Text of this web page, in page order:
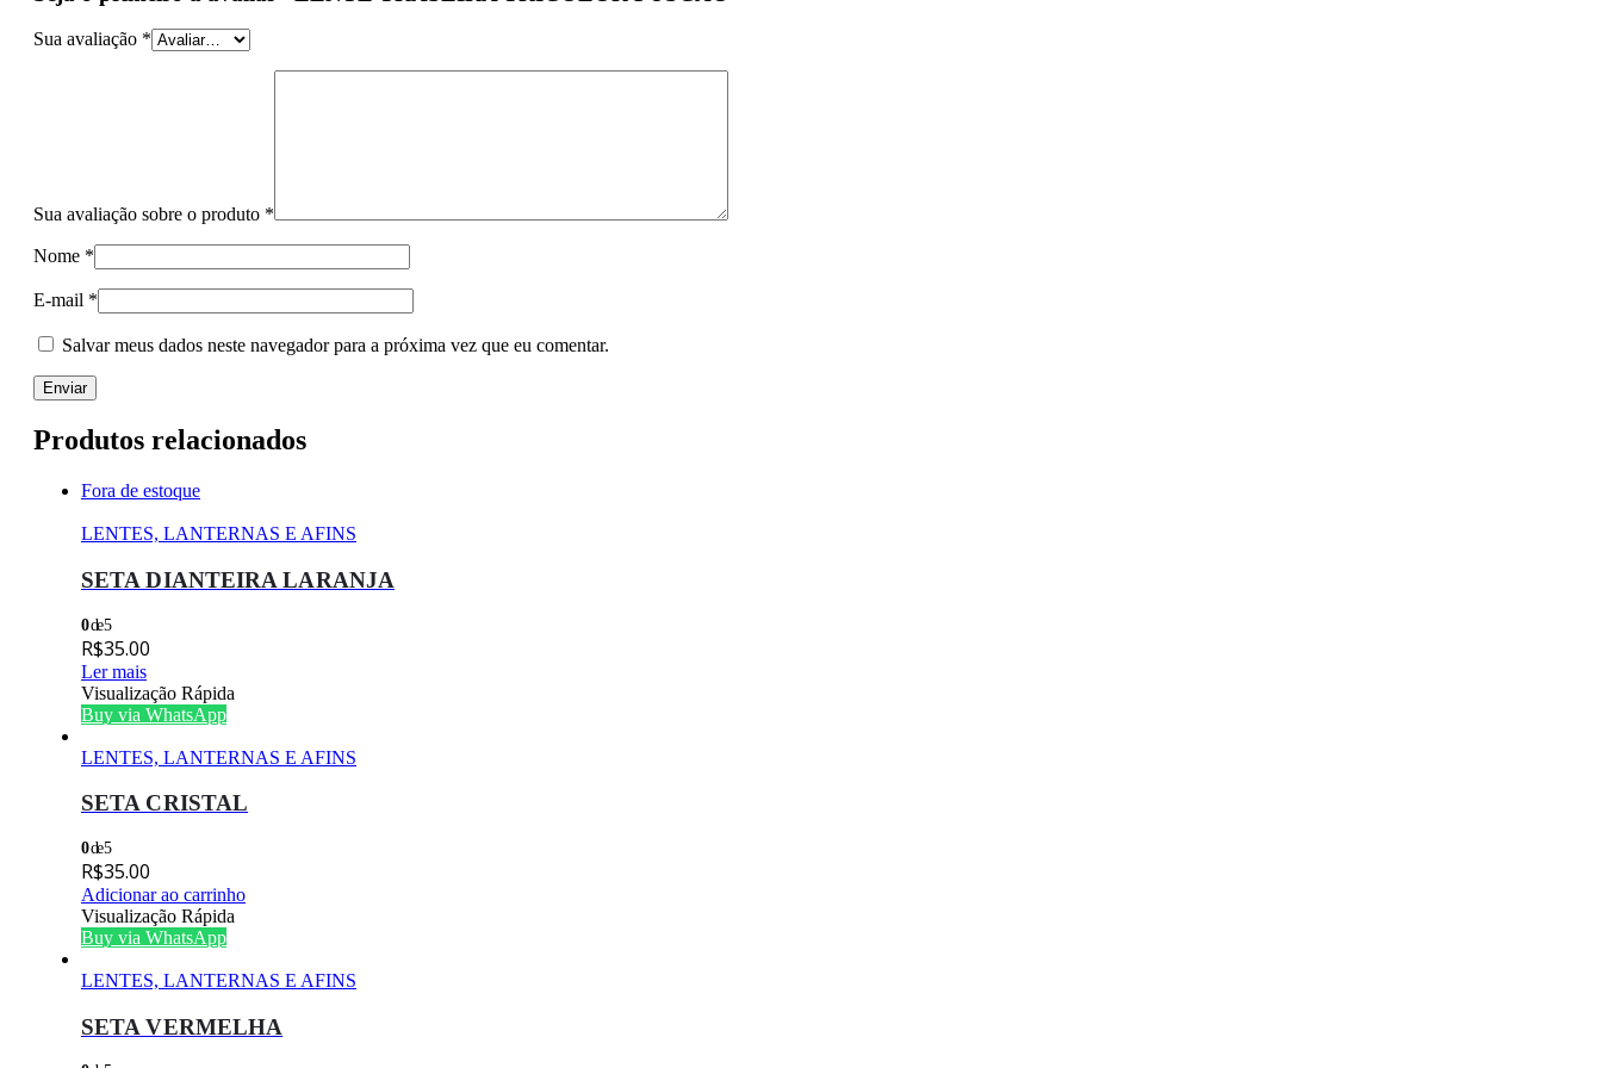
Sua avaliação *
Sua avaliação sobre o produto *
Nome *
E-mail *
Salvar meus dados neste navegador para a próxima vez que eu comentar.
Produtos relacionados
Fora de estoque
LENTES, LANTERNAS E AFINS
SETA DIANTEIRA LARANJA
0de 5
R$35.00
Ler mais
Visualização Rápida
Buy via WhatsApp
LENTES, LANTERNAS E AFINS
SETA CRISTAL
0de 5
R$35.00
Adicionar ao carrinho
Visualização Rápida
Buy via WhatsApp
LENTES, LANTERNAS E AFINS
SETA VERMELHA